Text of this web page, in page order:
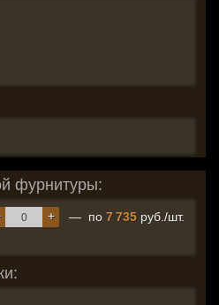
фурнитуры:
+ — по 7 735 руб./шт.